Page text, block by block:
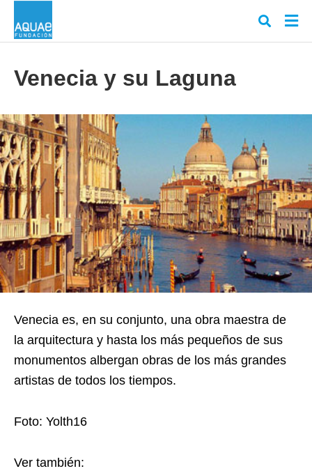
Venecia y su Laguna
Venecia es, en su conjunto, una obra maestra de
la arquitectura y hasta los más pequeños de sus
monumentos albergan obras de los más grandes
artistas de todos los tiempos.
Foto: Yolth16
Ver también: